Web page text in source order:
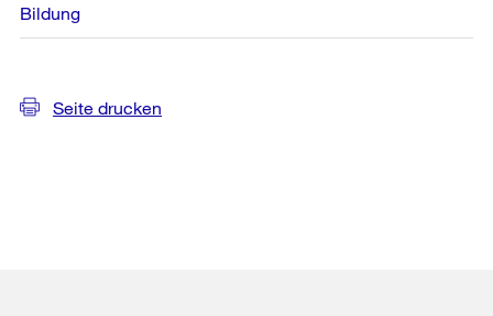
Bildung
Seite drucken